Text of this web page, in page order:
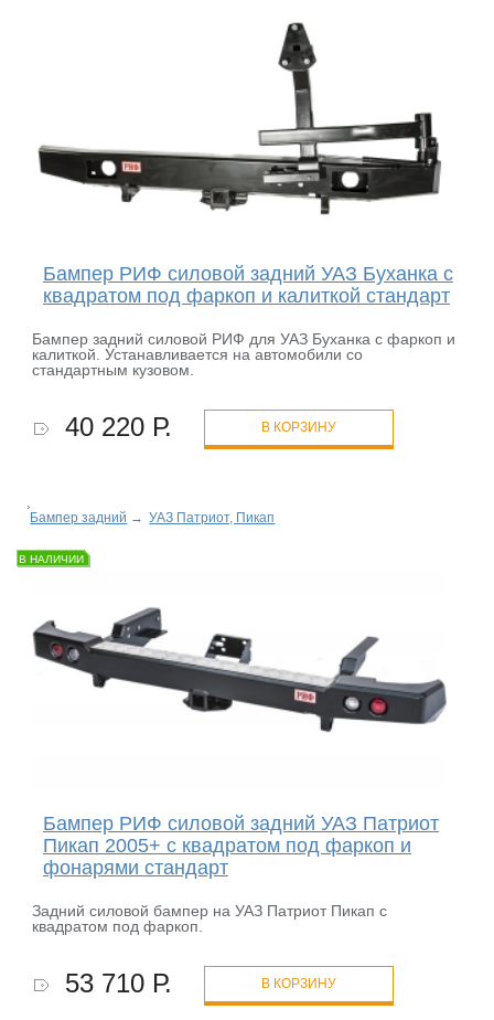
Бампер РИФ силовой задний УАЗ Буханка с
квадратом под фаркоп и калиткой стандарт
Бампер задний силовой РИФ для УАЗ Буханка с фаркоп и
калиткой. Устанавливается на автомобили со
стандартным кузовом.
40 220 Р. В КОРЗИНУ
Бампер задний → УАЗ Патриот, Пикап
В НАЛИЧИИ
Бампер РИФ силовой задний УАЗ Патриот
Пикап 2005+ с квадратом под фаркоп и
фонарями стандарт
Задний силовой бампер на УАЗ Патриот Пикап с
квадратом под фаркоп.
53 710 Р. В КОРЗИНУ